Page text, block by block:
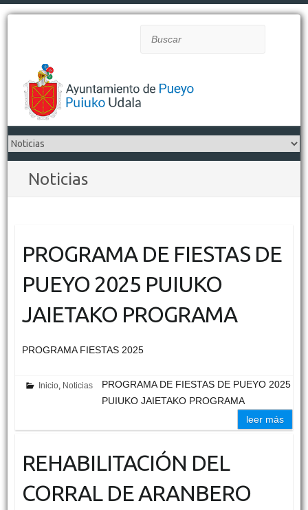
Noticias
PROGRAMA DE FIESTAS DE
PUEYO 2025 PUIUKO
JAIETAKO PROGRAMA
PROGRAMA FIESTAS 2025
Inicio, Noticias
PROGRAMA DE FIESTAS DE PUEYO 2025
PUIUKO JAIETAKO PROGRAMA
leer más
REHABILITACIÓN DEL
CORRAL DE ARANBERO